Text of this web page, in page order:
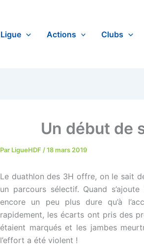
Ligue Actions Clubs
Un début de
Par LigueHDF /18 mars 2019
Le duathlon des 3H offre, on le sait
un parcours sélectif. Quand
encore un peu plus dure qu’à
rapidement, les écarts ont pris des
étaient marqués et les jambes
l’effort a été violent !